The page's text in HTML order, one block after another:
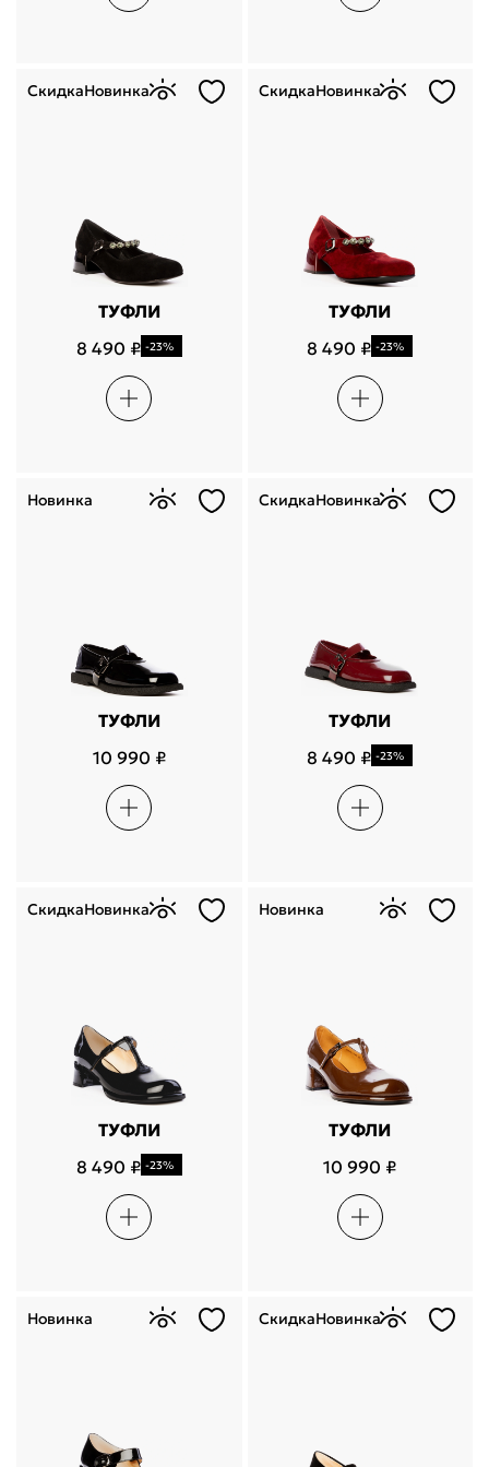
ТУФЛИ
8 490 ₽ -23%
СкидкаНовинка
ТУФЛИ
8 490 ₽ -23%
СкидкаНовинка
ТУФЛИ
10 990 ₽
Новинка
ТУФЛИ
8 490 ₽ -23%
СкидкаНовинка
ТУФЛИ
8 490 ₽ -23%
СкидкаНовинка
ТУФЛИ
10 990 ₽
Новинка
Новинка СкидкаНовинка